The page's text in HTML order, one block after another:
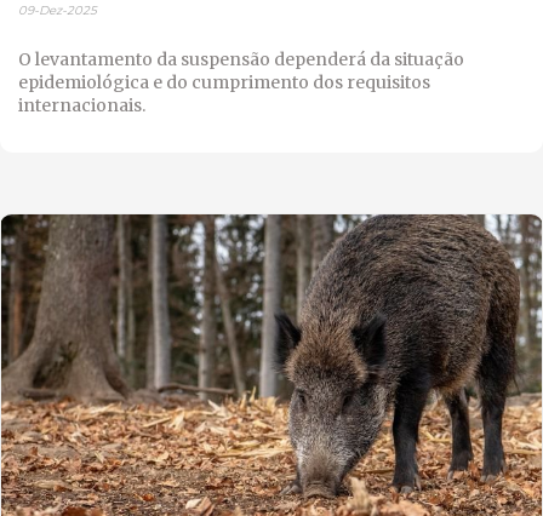
09-Dez-2025
O levantamento da suspensão dependerá da situação
epidemiológica e do cumprimento dos requisitos
internacionais.